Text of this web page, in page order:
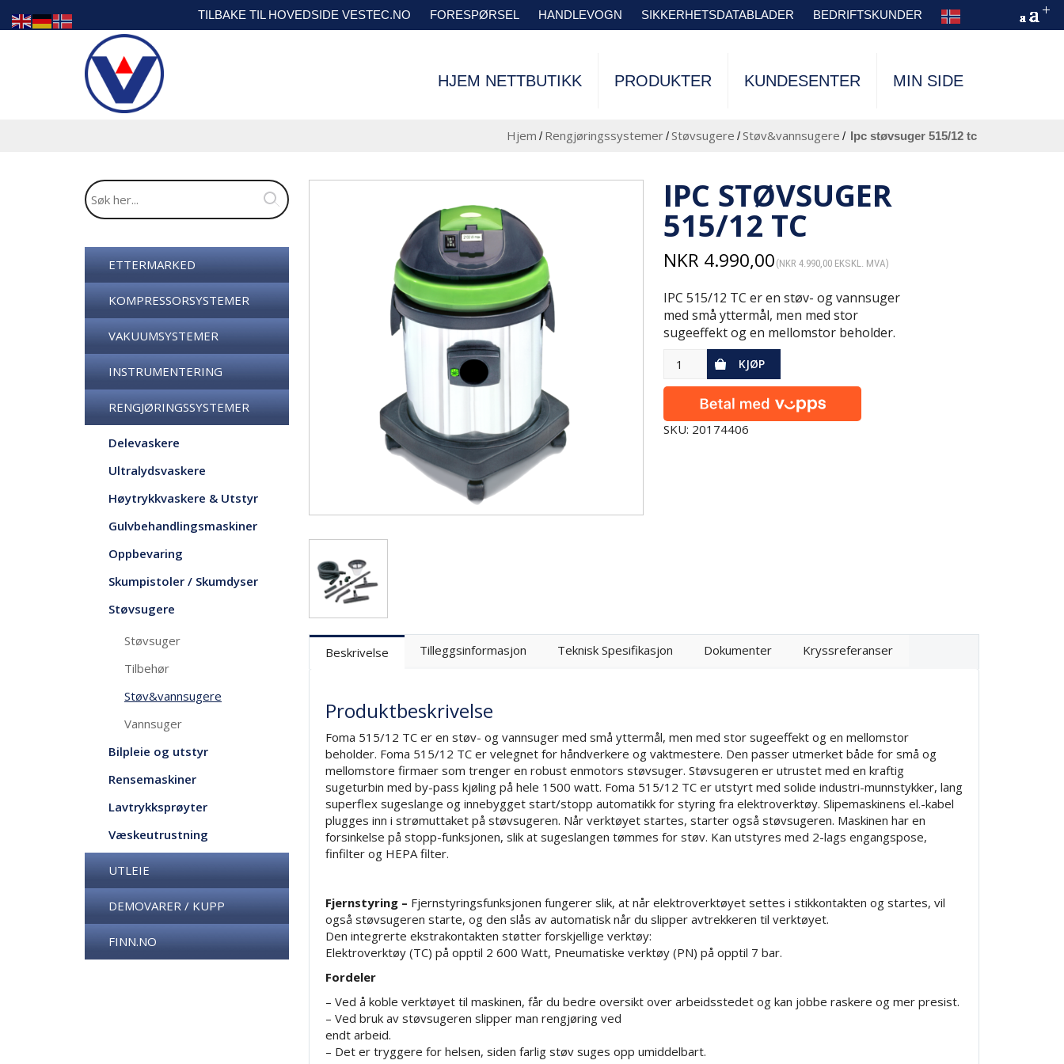
TILBAKE TIL HOVEDSIDE VESTEC.NO FORESPØRSEL HANDLEVOGN SIKKERHETSDATABLADER BEDRIFTSKUNDER
HJEM NETTBUTIKK PRODUKTER KUNDESENTER MIN SIDE
Hjem / Rengjøringssystemer/Støvsugere /Støv&vannsugere / ipc støvsuger 515/12 tc
ETTERMARKED
KOMPRESSORSYSTEMER
VAKUUMSYSTEMER
INSTRUMENTERING
RENGJØRINGSSYSTEMER
Delevaskere
Ultralydsvaskere
Høytrykkvaskere & Utstyr
Gulvbehandlingsmaskiner
Oppbevaring
Skumpistoler / Skumdyser
Støvsugere
Støvsuger
Tilbehør
Støv&vannsugere
Vannsuger
Bilpleie og utstyr
Rensemaskiner
Lavtrykksprøyter
Væskeutrustning
UTLEIE
DEMOVARER / KUPP
FINN.NO
IPC STØVSUGER
515/12 TC
NKR 4.990,00 (NKR 4.990,00 EKSKL. MVA)
IPC 515/12 TC er en støv- og vannsuger
med små yttermål, men med stor
sugeeffekt og en mellomstor beholder.
KJØP
SKU: 20174406
Beskrivelse Tilleggsinformasjon Teknisk Spesifikasjon Dokumenter Kryssreferanser
Produktbeskrivelse
Foma 515/12 TC er en støv- og vannsuger med små yttermål, men med stor sugeeffekt og en mellomstor
beholder. Foma 515/12 TC er velegnet for håndverkere og vaktmestere. Den passer utmerket både for små og
mellomstore firmaer som trenger en robust enmotors støvsuger. Støvsugeren er utrustet med en kraftig
sugeturbin med by-pass kjøling på hele 1500 watt. Foma 515/12 TC er utstyrt med solide industri-munnstykker, lang
superflex sugeslange og innebygget start/stopp automatikk for styring fra elektroverktøy. Slipemaskinens el.-kabel
plugges inn i strømuttaket på støvsugeren. Når verktøyet startes, starter også støvsugeren. Maskinen har en
forsinkelse på stopp-funksjonen, slik at sugeslangen tømmes for støv. Kan utstyres med 2-lags engangspose,
finfilter og HEPA filter.
Fjernstyring – Fjernstyringsfunksjonen fungerer slik, at når elektroverktøyet settes i stikkontakten og startes, vil
også støvsugeren starte, og den slås av automatisk når du slipper avtrekkeren til verktøyet.
Den integrerte ekstrakontakten støtter forskjellige verktøy:
Elektroverktøy (TC) på opptil 2 600 Watt, Pneumatiske verktøy (PN) på opptil 7 bar.
Fordeler
– Ved å koble verktøyet til maskinen, får du bedre oversikt over arbeidsstedet og kan jobbe raskere og mer presist.
– Ved bruk av støvsugeren slipper man rengjøring ved
endt arbeid.
– Det er tryggere for helsen, siden farlig støv suges opp umiddelbart.